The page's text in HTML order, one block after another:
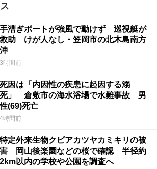
手漕ぎボートが強風で動けず 巡視艇が
救助 けが人なし・笠岡市の北木島南方
沖
3時間前
死因は「内因性の疾患に起因する溺
死」 倉敷市の海水浴場で水難事故 男
性(69)死亡
4時間前
特定外来生物クビアカツヤカミキリの被
害 岡山後楽園などの桜で確認 半径約
2km以内の学校や公園を調査へ